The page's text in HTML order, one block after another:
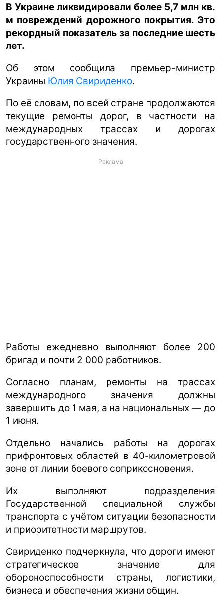
В Украине ликвидировали более 5,7 млн кв.
м повреждений дорожного покрытия. Это
рекордный показатель за последние шесть
лет.
Об этом сообщила премьер-министр
Украины Юлия Свириденко.
По её словам, по всей стране продолжаются
текущие ремонты дорог, в частности на
международных трассах и дорогах
государственного значения.
Реклама
Работы ежедневно выполняют более 200
бригад и почти 2 000 работников.
Согласно планам, ремонты на трассах
международного значения должны
завершить до 1 мая, а на национальных — до
1 июня.
Отдельно начались работы на дорогах
прифронтовых областей в 40-километровой
зоне от линии боевого соприкосновения.
Их выполняют подразделения
Государственной специальной службы
транспорта с учётом ситуации безопасности
и приоритетности маршрутов.
Свириденко подчеркнула, что дороги имеют
стратегическое значение для
обороноспособности страны, логистики,
бизнеса и обеспечения жизни общин.